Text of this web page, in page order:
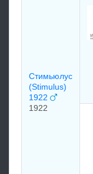
Стимьюлус
(Stimulus)
1922
1922